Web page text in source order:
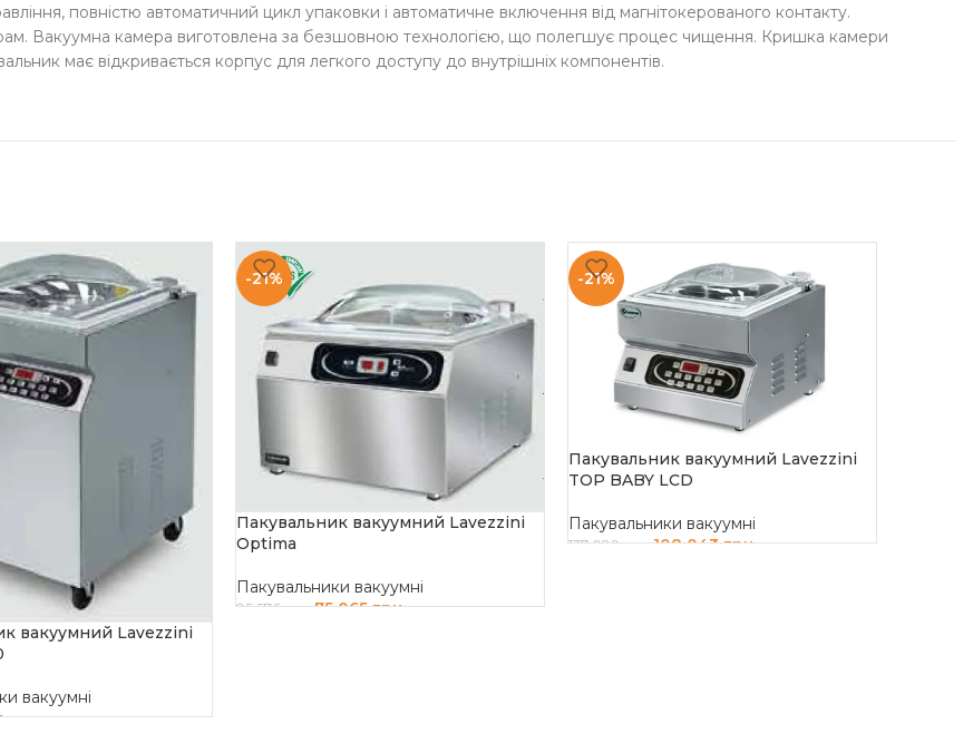
повністю автоматичний цикл упаковки і автоматичне включення від магнітокерованого контакту.
Вакуумна камера виготовлена за безшовною технологією, що полегшує процес чищення. Кришка камери
має відкривається корпус для легкого доступу до внутрішніх компонентів.
вакуумний Lavezzini
вакуумні
-21%
Пакувальник вакуумний Lavezzini
Optima
Пакувальники вакуумні
95 576грн 75 065грн
-21%
Пакувальник вакуумний Lavezzini
TOP BABY LCD
Пакувальники вакуумні
137 020грн 108 043грн